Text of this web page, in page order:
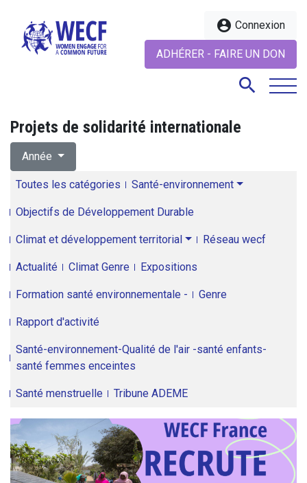
account_circle Connexion
ADHÉRER - FAIRE UN DON
search
Projets de solidarité internationale
Année
Toutes les catégories Santé-environnement
Objectifs de Développement Durable
Climat et développement territorial Réseau wecf
Actualité Climat Genre Expositions
Formation santé environnementale - Genre
Rapport d'activité
Santé-environnement-Qualité de l'air -santé enfants-
santé femmes enceintes
Santé menstruelle Tribune ADEME